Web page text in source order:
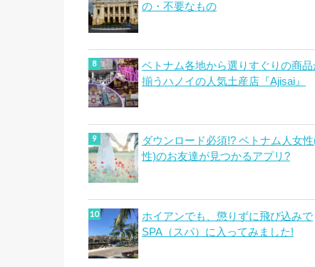
の・不要なもの
ベトナム各地から選りすぐりの商品
揃うハノイの人気土産店『Ajisai』
ダウンロード必須!? ベトナム人女性
性)のお友達が見つかるアプリ?
ホイアンでも、懲りずに飛び込みで
SPA（スパ）に入ってみました!